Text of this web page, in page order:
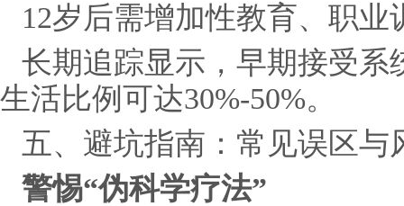
12岁后需增加性教育、职
长期追踪显示，早期接受
生活比例可达30%-50%。
五、避坑指南：常见误区与
警惕“伪科学疗法”